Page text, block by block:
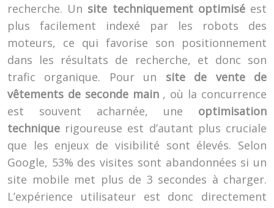
recherche. Un site techniquement optimisé est
plus facilement indexé par les robots des
moteurs, ce qui favorise son positionnement
dans les résultats de recherche, et donc son
trafic organique. Pour un site de vente de
vêtements de seconde main , où la concurrence
est souvent acharnée, une optimisation
technique rigoureuse est d’autant plus cruciale
que les enjeux de visibilité sont élevés. Selon
Google, 53% des visites sont abandonnées si un
site mobile met plus de 3 secondes à charger.
L’expérience utilisateur est donc directement